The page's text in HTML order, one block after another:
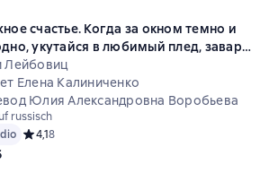
счастье. Когда за окном темно и
укутайся в любимый плед, завари
насладись тишиной
Лейбовиц
Елена Калиниченко
Юлия Александровна Воробьева
russisch
Средний рейтинг 4,1 на основе 8 оценок
4,18